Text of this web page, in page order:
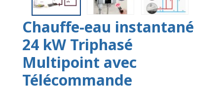
Chauffe-eau instantané
24 kW Triphasé
Multipoint avec
Télécommande